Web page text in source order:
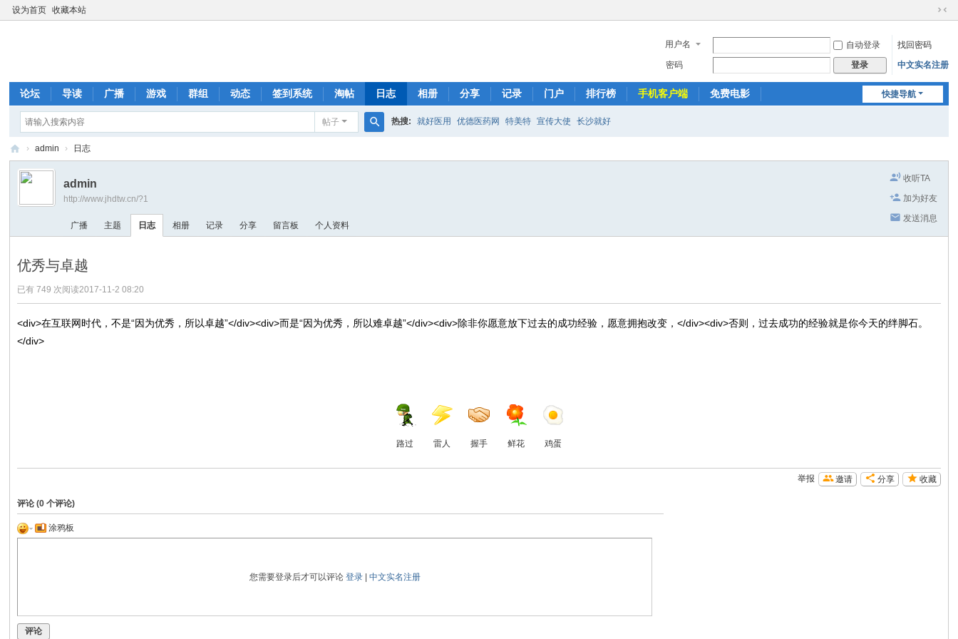
设为首页 收藏本站
切
窄
用户名 自动登录
找回密码
密码
登录 中文实名注册
快捷导航
论坛 导读 广播 游戏 群组 动态 签到系统 淘帖 日志 相册 分享 记录 门户 排行榜 手机客户端 免费电影
帖子
索
热搜: 就好医用 优德医药网 特美特 宣传大使 长沙就好
德
氢
氧
机
› admin › 日志
收听TA
加为好友
发送消息
admin
http://www.jhdtw.cn/?1
广播 主题 日志 相册 记录 分享 留言板 个人资料
优秀与卓越
已有 749 次阅读2017-11-2 08:20
<div>在互联网时代，不是“因为优秀，所以卓越”</div><div>而是“因为优秀，所以难卓越”</div><div>除非你愿意放下过去的成功经验，愿意拥抱改变，</div><div>否则，过去成功的经验就是你今天的绊脚石。
</div>
路过 雷人 握手 鲜花 鸡蛋
收藏
分享
邀请
举报
评论 (0 个评论)
涂鸦板
您需要登录后才可以评论 登录| 中文实名注册
评论